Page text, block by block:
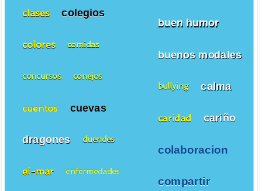
buen humor
buenos modales
bullying calma
caridad cariño
colaboracion
compartir
clases colegios
colores comidas
concursos conejos
cuentos cuevas
dragones duendes
el-mar enfermedades